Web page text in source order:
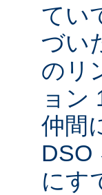
てい
づい
のリ
ョン
仲間
DSO
にす